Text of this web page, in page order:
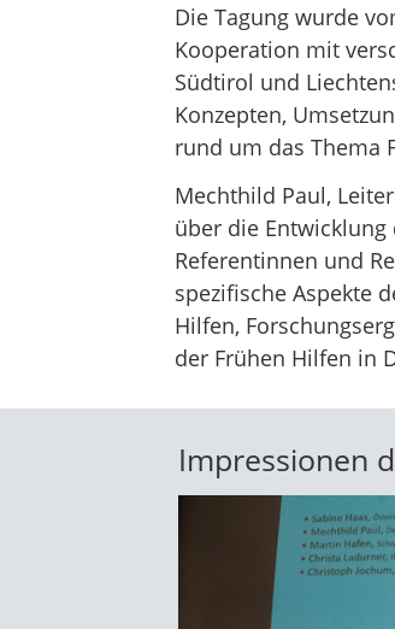
Die Tagung wurde
Kooperation mit
Südtirol und
Konzepten,
rund um das Thema
Mechthild Paul,
über die
Referentinnen und
spezifische Aspekte
Hilfen,
der Frühen Hilfen in
Impressionen